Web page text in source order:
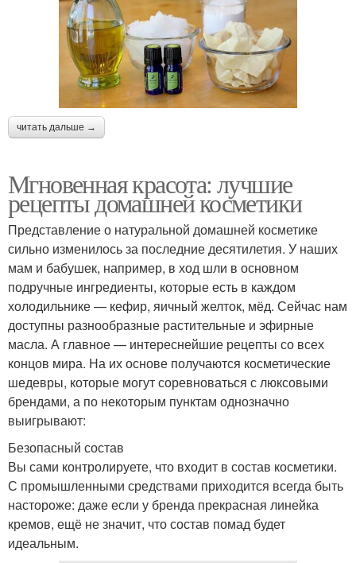
читать дальше →
Мгновенная красота: лучшие
рецепты домашней косметики
Представление о натуральной домашней косметике
сильно изменилось за последние десятилетия. У наших
мам и бабушек, например, в ход шли в основном
подручные ингредиенты, которые есть в каждом
холодильнике — кефир, яичный желток, мёд. Сейчас нам
доступны разнообразные растительные и эфирные
масла. А главное — интереснейшие рецепты со всех
концов мира. На их основе получаются косметические
шедевры, которые могут соревноваться с люксовыми
брендами, а по некоторым пунктам однозначно
выигрывают:
Безопасный состав
Вы сами контролируете, что входит в состав косметики.
С промышленными средствами приходится всегда быть
настороже: даже если у бренда прекрасная линейка
кремов, ещё не значит, что состав помад будет
идеальным.